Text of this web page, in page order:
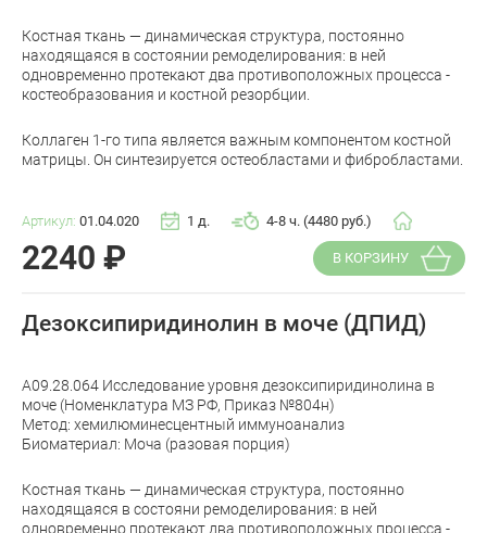
Костная ткань — динамическая структура, постоянно
находящаяся в состоянии ремоделирования: в ней
одновременно протекают два противоположных процесса -
костеобразования и костной резорбции.
Коллаген 1-го типа является важным компонентом костной
матрицы. Он синтезируется остеобластами и фибробластами.
Артикул: 01.04.020 1 д. 4-8 ч. (4480 руб.)
2240 ₽ В КОРЗИНУ
Дезоксипиридинолин в моче (ДПИД)
A09.28.064 Исследование уровня дезоксипиридинолина в
моче (Номенклатура МЗ РФ, Приказ №804н)
Метод: хемилюминесцентный иммуноанализ
Биоматериал: Моча (разовая порция)
Костная ткань — динамическая структура, постоянно
находящаяся в состояни ремоделирования: в ней
одновременно протекают два противоположных процесса -